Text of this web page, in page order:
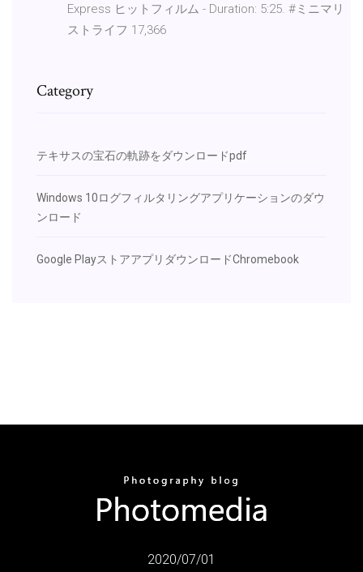
Express ヒットフィルム - Duration: 5:25. #ミニマリ
ストライフ 17,366
Category
テキサスの宝石の軌跡をダウンロードpdf
Windows 10ログフィルタリングアプリケーションのダウ
ンロード
Google PlayストアアプリダウンロードChromebook
2020/07/01